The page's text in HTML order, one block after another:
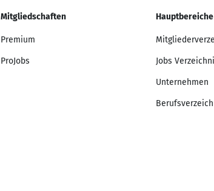
Mitgliedschaften
Premium
ProJobs
Hauptbereiche
Jobs
Unternehmen